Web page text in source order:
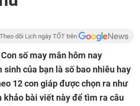
Theo dõi Lịch ngày TỐT trên
Con số may mắn hôm nay
của bạn là số bao nhiêu hay
12 con giáp được chọn ra như
khảo bài viết này để tìm ra câu